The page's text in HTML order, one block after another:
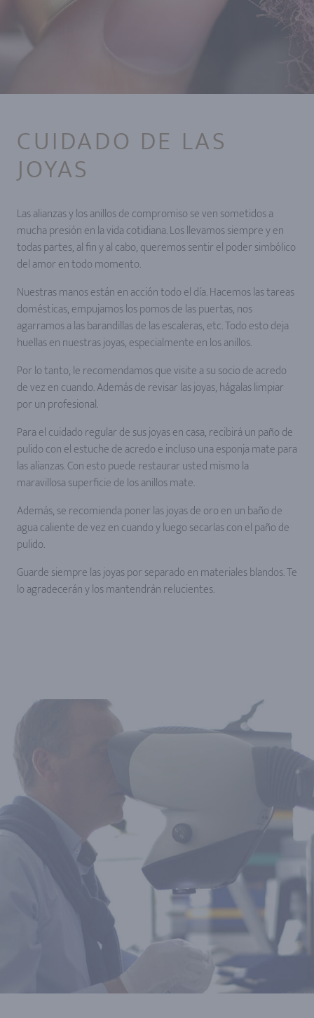
CUIDADO DE LAS
JOYAS
Las alianzas y los anillos de compromiso se ven sometidos a
mucha presión en la vida cotidiana. Los llevamos siempre y en
todas partes, al fin y al cabo, queremos sentir el poder simbólico
del amor en todo momento.
Nuestras manos están en acción todo el día. Hacemos las tareas
domésticas, empujamos los pomos de las puertas, nos
agarramos a las barandillas de las escaleras, etc. Todo esto deja
huellas en nuestras joyas, especialmente en los anillos.
Por lo tanto, le recomendamos que visite a su socio de acredo
de vez en cuando. Además de revisar las joyas, hágalas limpiar
por un profesional.
Para el cuidado regular de sus joyas en casa, recibirá un paño de
pulido con el estuche de acredo e incluso una esponja mate para
las alianzas. Con esto puede restaurar usted mismo la
maravillosa superficie de los anillos mate.
Además, se recomienda poner las joyas de oro en un baño de
agua caliente de vez en cuando y luego secarlas con el paño de
pulido.
Guarde siempre las joyas por separado en materiales blandos. Te
lo agradecerán y los mantendrán relucientes.